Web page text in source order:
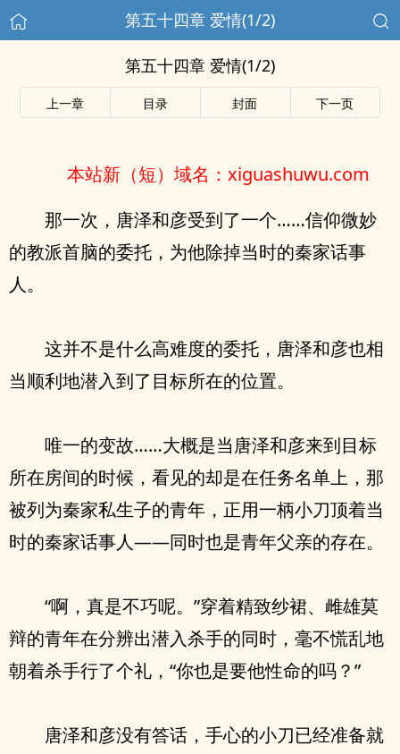
第五十四章 爱情(1/2)
第五十四章 爱情(1/2)
上一章 目录 封面 下一页
本站新（短）域名：xiguashuwu.com
那一次，唐泽和彦受到了一个……信仰微妙
的教派首脑的委托，为他除掉当时的秦家话事
人。
这并不是什么高难度的委托，唐泽和彦也相
当顺利地潜入到了目标所在的位置。
唯一的变故……大概是当唐泽和彦来到目标
所在房间的时候，看见的却是在任务名单上，那
被列为秦家私生子的青年，正用一柄小刀顶着当
时的秦家话事人——同时也是青年父亲的存在。
“啊，真是不巧呢。”穿着精致纱裙、雌雄莫
辩的青年在分辨出潜入杀手的同时，毫不慌乱地
朝着杀手行了个礼，“你也是要他性命的吗？”
唐泽和彦没有答话，手心的小刀已经准备就